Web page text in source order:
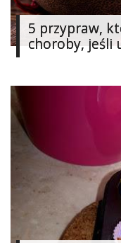
Dodaj
«
Dodaj
Dodaj
galerię
Dodaj
artykuł
Najlepsze
5 przypraw,
choroby, jeśli